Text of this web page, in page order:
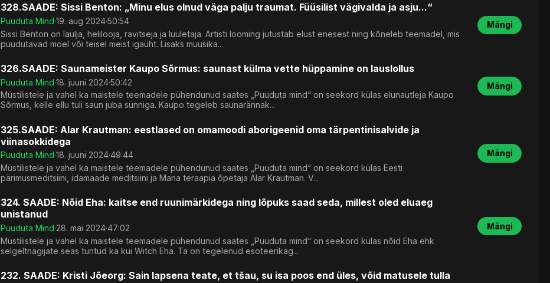
328.SAADE: Sissi Benton: „Minu elus olnud väga palju traumat. Füüsilist vägivalda ja asju...“
Puuduta Mind·19. aug 2024·50:54
Sissi Benton on laulja, helilooja, ravitseja ja luuletaja. Artisti looming jutustab elust enesest ning kõneleb teemadel, mis
puudutavad moel või teisel meist igaüht. Lisaks muusika...
Mängi
326.SAADE: Saunameister Kaupo Sõrmus: saunast külma vette hüppamine on lauslollus
Puuduta Mind·18. juuni 2024·50:42
Müstilistele ja vahel ka maistele teemadele pühendunud saates „Puuduta mind“ on seekord külas elunautleja Kaupo
Sõrmus, kelle ellu tuli saun juba sünniga. Kaupo tegeleb saunarännak...
Mängi
325.SAADE: Alar Krautman: eestlased on omamoodi aborigeenid oma tärpentinisalvide ja
viinasokkidega
Puuduta Mind·18. juuni 2024·49:44
Müstilistele ja vahel ka maistele teemadele pühendunud saates „Puuduta mind“ on seekord külas Eesti
pärimusmeditsiini, idamaade meditsiini ja Mana teraapia õpetaja Alar Krautman. V...
Mängi
324. SAADE: Nõid Eha: kaitse end ruunimärkidega ning lõpuks saad seda, millest oled eluaeg
unistanud
Puuduta Mind·28. mai 2024·47:02
Müstilistele ja vahel ka maistele teemadele pühendunud saates „Puuduta mind“ on seekord külas nõid Eha ehk
selgeltnägijate seas tuntud ka kui Witch Eha. Ta on tegelenud esoteerikag...
Mängi
232. SAADE: Kristi Jõeorg: Sain lapsena teate, et tšau, su isa poos end üles, võid matusele tulla